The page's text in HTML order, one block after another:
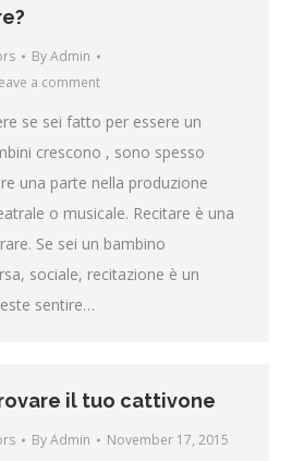
ByAdmin
a comment
se sei fatto per essere un
crescono , sono spesso
una parte nella produzione
o musicale. Recitare è una
Se sei un bambino
sociale, recitazione è un
sentire…
il tuo cattivone
ByAdmin November 17, 2015